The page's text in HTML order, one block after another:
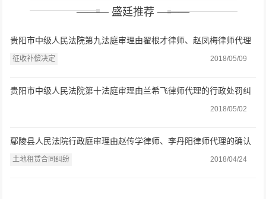
——— 盛廷推荐 ———
贵阳市中级人民法院第九法庭审理由翟根才律师、赵凤梅律师代理
的征收补偿决定一案
征收补偿决定 2018/05/09
贵阳市中级人民法院第十法庭审理由兰希飞律师代理的行政处罚纠
2018/05/02
鄢陵县人民法院行政庭审理由赵传学律师、李丹阳律师代理的确认
强拆违法一案
土地租赁合同纠纷 2018/04/24